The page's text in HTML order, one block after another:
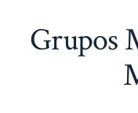
Grupos